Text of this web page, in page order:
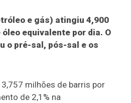
e gás) atingiu 4,900
equivalente por dia. O
o pré-sal, pós-sal e os
milhões de barris por
de 2,1% na